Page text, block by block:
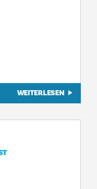
WEITERLESEN